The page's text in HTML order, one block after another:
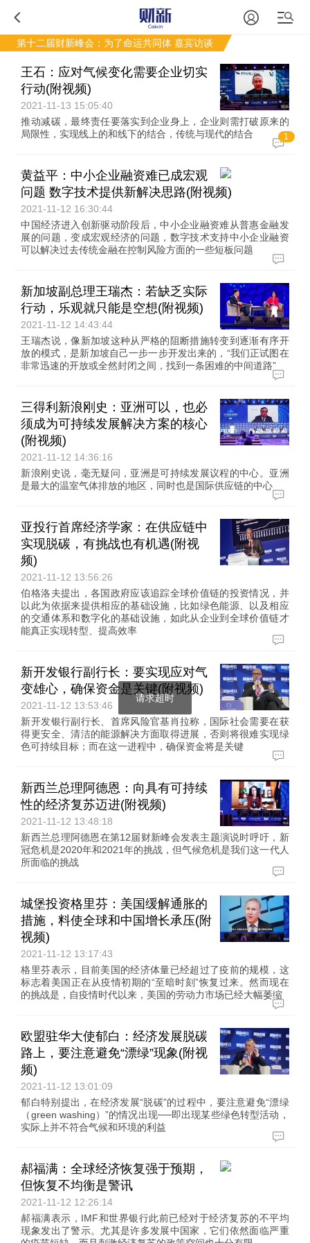
第十二届财新峰会：为了命运共同体 嘉宾访谈
王石：应对气候变化需要企业切实
行动(附视频)
2021-11-13 15:05:40
推动减碳，最终责任要落实到企业身上，企业则需打破原来的
局限性，实现线上的和线下的结合，传统与现代的结合
1
黄益平：中小企业融资难已成宏观
问题 数字技术提供新解决思路(附视频)
2021-11-12 16:30:44
中国经济进入创新驱动阶段后，中小企业融资难从普惠金融发
展的问题，变成宏观经济的问题，数字技术支持中小企业融资
可以解决过去传统金融在控制风险方面的一些短板问题
新加坡副总理王瑞杰：若缺乏实际
行动，乐观就只能是空想(附视频)
2021-11-12 14:43:44
王瑞杰说，像新加坡这种从严格的阻断措施转变到逐渐有序开
放的模式，是新加坡自己一步一步开发出来的，“我们正试图在
非常迅速的开放或全然封闭之间，找到一条困难的中间道路”
三得利新浪刚史：亚洲可以，也必
须成为可持续发展解决方案的核心
(附视频)
2021-11-12 14:36:16
新浪刚史说，毫无疑问，亚洲是可持续发展议程的中心。亚洲
是最大的温室气体排放的地区，同时也是国际供应链的中心
亚投行首席经济学家：在供应链中
实现脱碳，有挑战也有机遇(附视
频)
2021-11-12 13:56:26
伯格洛夫提出，各国政府应该追踪全球价值链的投资情况，并
以此为依据来提供相应的基础设施，比如绿色能源、以及相应
的交通体系和数字化的基础设施，如此从企业到全球价值链才
能真正实现转型、提高效率
新开发银行副行长：要实现应对气
变雄心，确保资金是关键(附视频)
2021-11-12 13:53:46
新开发银行副行长、首席风险官基肖拉称，国际社会需要在获
得更安全、清洁的能源解决方面取得进展，否则将很难实现绿
色可持续目标；而在这一进程中，确保资金将是关键
新西兰总理阿德恩：向具有可持续
性的经济复苏迈进(附视频)
2021-11-12 13:48:18
新西兰总理阿德恩在第12届财新峰会发表主题演说时呼吁，新
冠危机是2020年和2021年的挑战，但气候危机是我们这一代人
所面临的挑战
城堡投资格里芬：美国缓解通胀的
措施，料使全球和中国增长承压(附
视频)
2021-11-12 13:17:43
格里芬表示，目前美国的经济体量已经超过了疫前的规模，这
标志着美国正在从疫情初期的“至暗时刻”恢复过来。然而现在
的挑战是，自疫情时代以来，美国的劳动力市场已经大幅萎缩
欧盟驻华大使郁白：经济发展脱碳
路上，要注意避免“漂绿”现象(附视
频)
2021-11-12 13:01:09
郁白特别提出，在经济发展“脱碳”的过程中，要注意避免“漂绿
（green washing）”的情况出现──即出现某些绿色转型活动，
实际上并不符合气候和环境的利益
郝福满：全球经济恢复强于预期，
但恢复不均衡是警讯
2021-11-12 12:26:14
郝福满表示，IMF和世界银行此前已经对于经济复苏的不平均
现象发出了警示。尤其是许多发展中国家，它们依然面临严重
请求超时